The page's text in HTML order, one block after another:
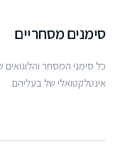
סימנים מסחריים
כל סימני המסחר והלוגואים
אינטלקטואלי של בעליהם.